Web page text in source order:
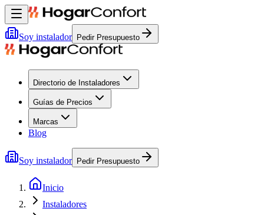
Soy instalador Pedir Presupuesto
Directorio de Instaladores
Guías de Precios
Marcas
Blog
Soy instalador Pedir Presupuesto
Inicio
Instaladores